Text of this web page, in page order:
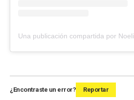
¿Encontraste un error? Reportar